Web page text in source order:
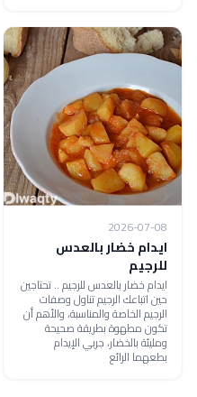
2026-07-08
ايدام خضار بالعدس
للرجيم
ايدام خضار بالعدس للرجيم .. تحتاجين
حين اتباعك الرجيم تناول وصفات
الرجيم الخاصة والمناسبة، والأهم أن
تكون مطهوة بطريقة صحيحة
ومليئة بالخضار، جربي الإيدام
بطعهما الرائع